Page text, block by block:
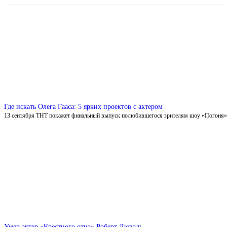
Где искать Олега Гааса: 5 ярких проектов с актером
13 сентября ТНТ покажет финальный выпуск полюбившегося зрителям шоу